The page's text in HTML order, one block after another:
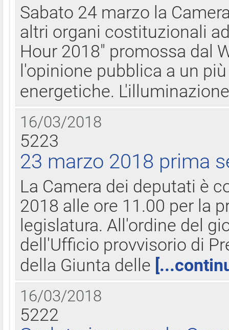
Sabato 24 marzo la
altri organi costituzionali
Hour 2018" promossa dal
l'opinione pubblica a un
energetiche.
16/03/2018
5223
23 marzo 2018 prima
La Camera dei deputati è
2018 alle ore 11.00 per la
legislatura. All'ordine del
dell'Ufficio provvisorio di
della Giunta delle
16/03/2018
5222